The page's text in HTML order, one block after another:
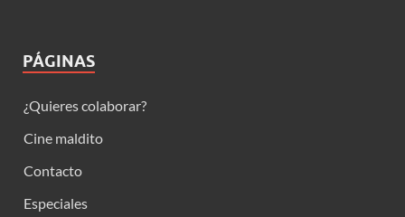
PÁGINAS
¿Quieres colaborar?
Cine maldito
Contacto
Especiales